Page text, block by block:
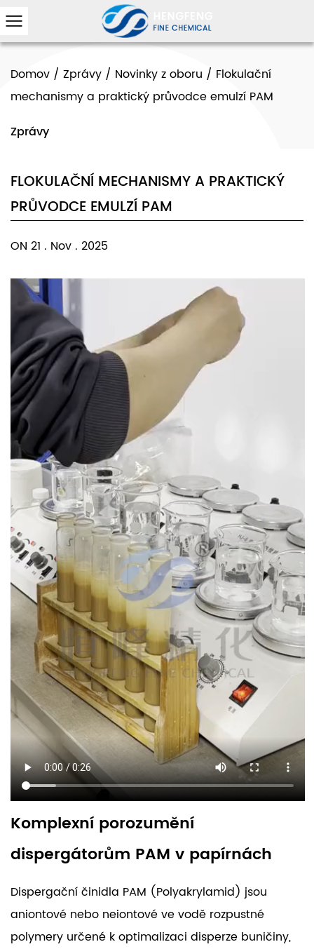
Domov / Zprávy / Novinky z oboru / Flokulační
mechanismy a praktický průvodce emulzí PAM
Zprávy
FLOKULAČNÍ MECHANISMY A PRAKTICKÝ
PRŮVODCE EMULZÍ PAM
ON 21 . Nov . 2025
Komplexní porozumění
dispergátorům PAM v papírnách
Dispergační činidla PAM (Polyakrylamid) jsou
aniontové nebo neiontové ve vodě rozpustné
polymery určené k optimalizaci disperze buničiny,